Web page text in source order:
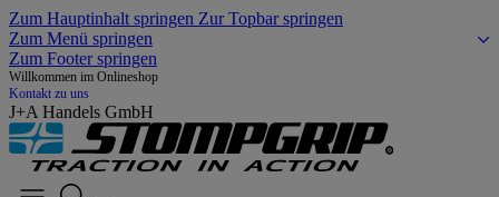
Zum Hauptinhalt springen Zur Topbar springen
Zum Menü springen
Zum Footer springen
Willkommen im Onlineshop
Kontakt zu uns
J+A Handels GmbH